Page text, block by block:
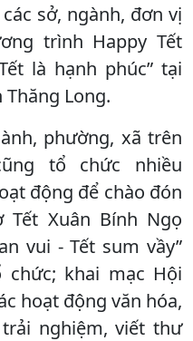
sở, ngành, đơn vị
trình Happy Tết
là hạnh phúc” tại
Thăng Long.
phường, xã trên
tổ chức nhiều
động để chào đón
Xuân Bính Ngọ
vui - Tết sum vầy”
chức; khai mạc Hội
hoạt động văn hóa,
nghiệm, viết thư